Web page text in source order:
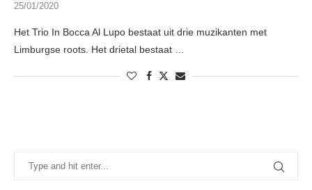
25/01/2020
Het Trio In Bocca Al Lupo bestaat uit drie muzikanten met
Limburgse roots. Het drietal bestaat …